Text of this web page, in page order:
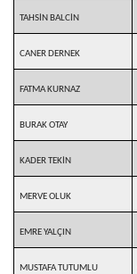
TAHSİN BALCİN
CANER DERNEK
FATMA KURNAZ
BURAK OTAY
KADER TEKİN
MERVE OLUK
EMRE YALÇIN
MUSTAFA TUTUMLU